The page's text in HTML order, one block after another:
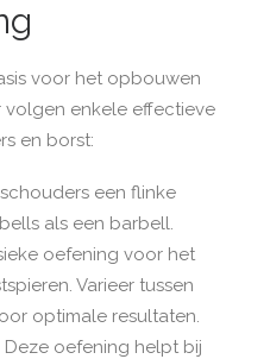
voor het opbouwen
volgen enkele effectieve
en borst:
een flinke
als een barbell.
oefening voor het
Varieer tussen
optimale resultaten.
Deze oefening helpt bij